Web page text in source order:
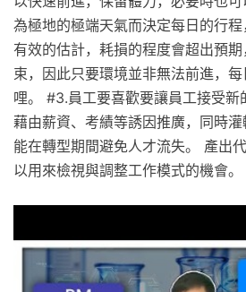
為極地的極端天氣而決定每日的行
有效的估計，耗損的程度會超出預
束，因此只要環境並非無法前進，
哩。 #3.員工要喜歡要讓員工接受新
藉由薪資、考績等誘因推廣，同時
能在轉型期間避免人才流失。 產出
以用來檢視與調整工作模式的機會。